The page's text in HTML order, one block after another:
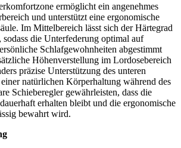
ermöglicht ein angenehmes
und unterstützt eine ergonomische
Im Mittelbereich lässt sich der Härtegrad
die Unterfederung optimal auf
Schlafgewohnheiten abgestimmt
Höhenverstellung im Lordosebereich
präzise Unterstützung des unteren
natürlichen Körperhaltung während des
Schieberegler gewährleisten, dass die
erhalten bleibt und die ergonomische
bewahrt wird.